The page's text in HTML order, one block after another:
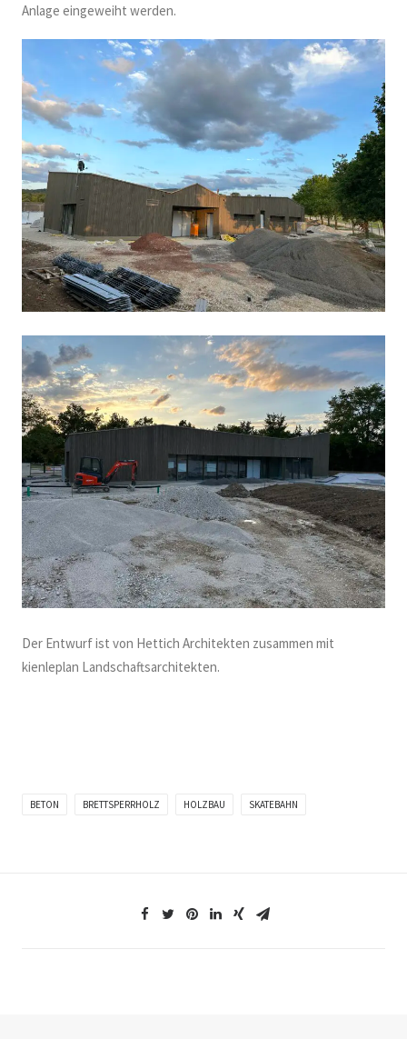
Anlage eingeweiht werden.
Der Entwurf ist von Hettich Architekten zusammen mit
kienleplan Landschaftsarchitekten.
BETON BRETTSPERRHOLZ HOLZBAU SKATEBAHN